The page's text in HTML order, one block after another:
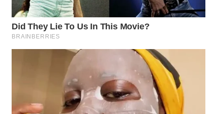
WN
PRIANGAN
TIMUR
SOLO